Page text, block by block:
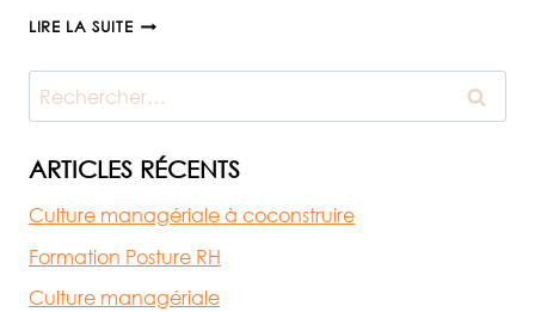
LIRE LA SUITESOIS
PRÉCOMMANDES
E-
!
Rechercher :
ARTICLES RÉCENTS
Culture managériale à coconstruire
Formation Posture RH
Culture managériale